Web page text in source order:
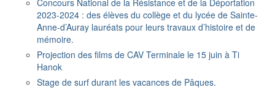
Concours National de la Résistance et de la Déportation
2023-2024 : des élèves du collège et du lycée de Sainte-
Anne-d’Auray lauréats pour leurs travaux d’histoire et de
mémoire.
Projection des films de CAV Terminale le 15 juin à Ti
Hanok
Stage de surf durant les vacances de Pâques.